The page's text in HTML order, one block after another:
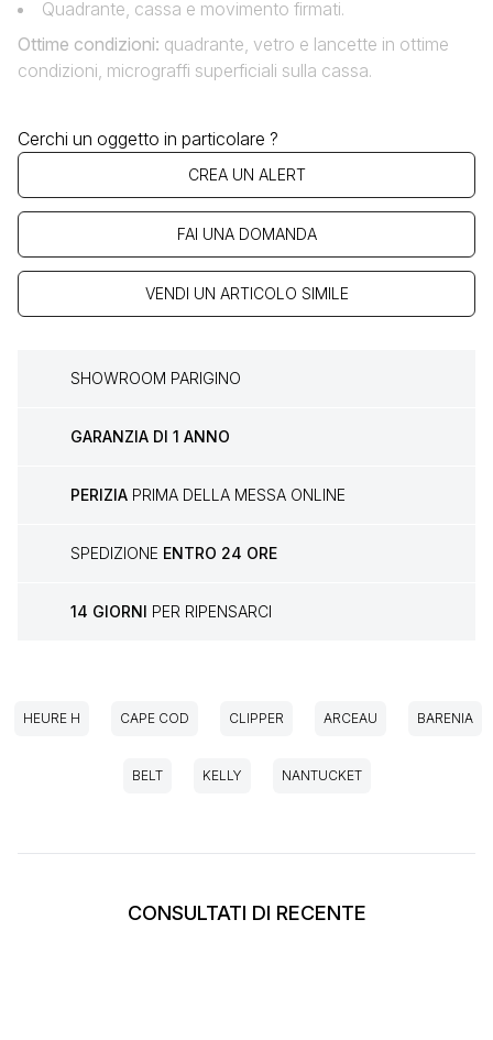
Quadrante, cassa e movimento firmati.
Ottime condizioni: quadrante, vetro e lancette in ottime
condizioni, micrograffi superficiali sulla cassa.
Cerchi un oggetto in particolare ?
CREA UN ALERT
FAI UNA DOMANDA
VENDI UN ARTICOLO SIMILE
SHOWROOM PARIGINO
GARANZIA DI 1 ANNO
PERIZIA PRIMA DELLA MESSA ONLINE
SPEDIZIONE ENTRO 24 ORE
14 GIORNI PER RIPENSARCI
HEURE H CAPE COD CLIPPER ARCEAU BARENIA
BELT KELLY NANTUCKET
CONSULTATI DI RECENTE